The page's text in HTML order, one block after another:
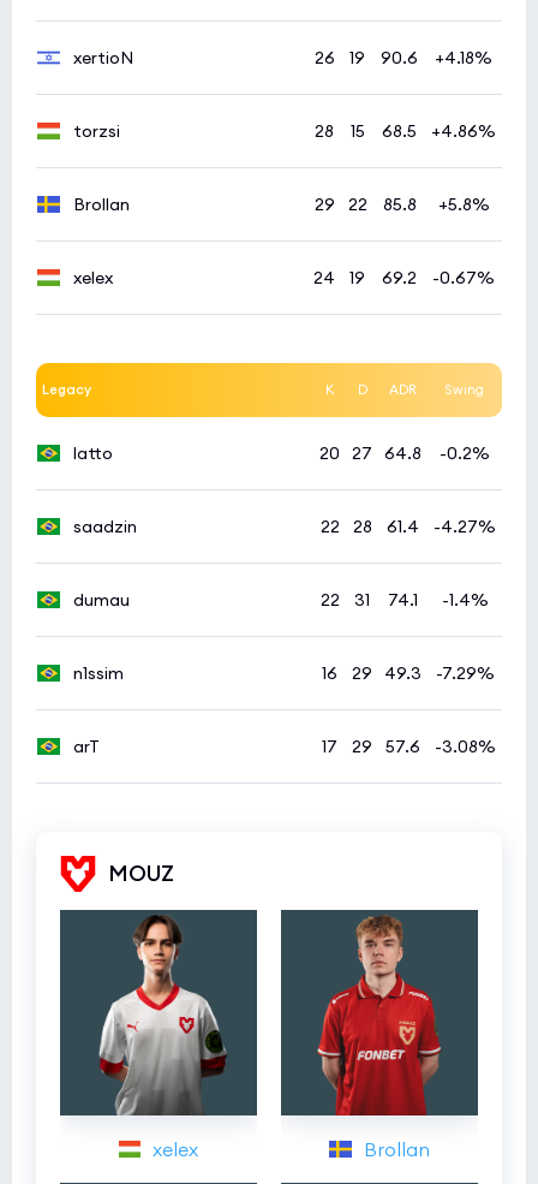
xertioN 26 19 90.6 +4.18%
torzsi 28 15 68.5 +4.86%
Brollan 29 22 85.8 +5.8%
xelex 24 19 69.2 -0.67%
Legacy K D ADR Swing
latto 20 27 64.8 -0.2%
saadzin 22 28 61.4 -4.27%
dumau 22 31 74.1 -1.4%
n1ssim 16 29 49.3 -7.29%
arT 17 29 57.6 -3.08%
MOUZ
xelex Brollan